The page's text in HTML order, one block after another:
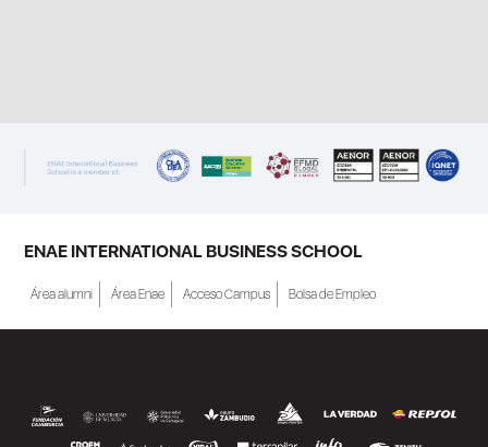
ENAE INTERNATIONAL BUSINESS SCHOOL
Área alumni Área Enae Acceso Campus Bolsa de Empleo